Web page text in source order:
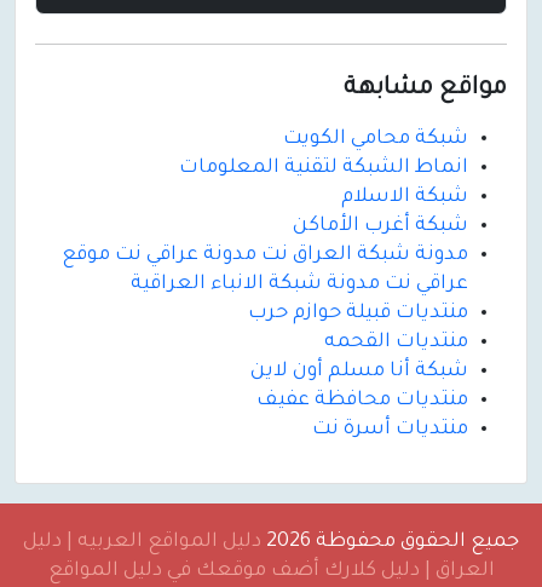
مواقع مشابهة
شبكة محامي الكويت
انماط الشبكة لتقنية المعلومات
شبكة الاسلام
شبكة أغرب الأماكن
مدونة شبكة العراق نت مدونة عراقي نت موقع
عراقي نت مدونة شبكة الانباء العراقية
منتديات قبيلة حوازم حرب
منتديات القحمه
شبكة أنا مسلم أون لاين
منتديات محافظة عفيف
منتديات أسرة نت
جميع الحقوق محفوظة 2026
دليل المواقع العربيه | دليل
العراق | دليل كلارك أضف موقعك في دليل المواقع